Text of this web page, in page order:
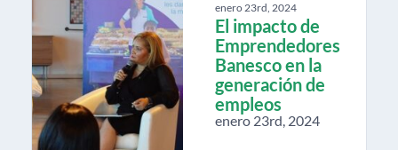
enero 23rd, 2024
El impacto de
Emprendedores
Banesco en la
generación de
empleos
enero 23rd, 2024